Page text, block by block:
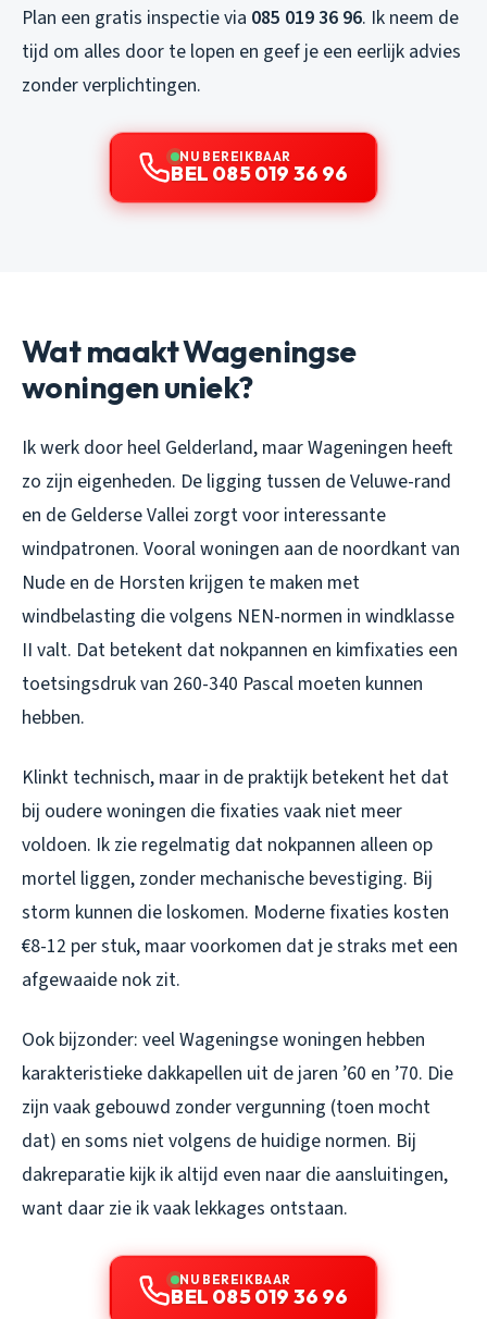
Plan een gratis inspectie via 085 019 36 96. Ik neem de
tijd om alles door te lopen en geef je een eerlijk advies
zonder verplichtingen.
NU BEREIKBAAR
BEL 085 019 36 96
Wat maakt Wageningse
woningen uniek?
Ik werk door heel Gelderland, maar Wageningen heeft
zo zijn eigenheden. De ligging tussen de Veluwe-rand
en de Gelderse Vallei zorgt voor interessante
windpatronen. Vooral woningen aan de noordkant van
Nude en de Horsten krijgen te maken met
windbelasting die volgens NEN-normen in windklasse
II valt. Dat betekent dat nokpannen en kimfixaties een
toetsingsdruk van 260-340 Pascal moeten kunnen
hebben.
Klinkt technisch, maar in de praktijk betekent het dat
bij oudere woningen die fixaties vaak niet meer
voldoen. Ik zie regelmatig dat nokpannen alleen op
mortel liggen, zonder mechanische bevestiging. Bij
storm kunnen die loskomen. Moderne fixaties kosten
€8-12 per stuk, maar voorkomen dat je straks met een
afgewaaide nok zit.
Ook bijzonder: veel Wageningse woningen hebben
karakteristieke dakkapellen uit de jaren ’60 en ’70. Die
zijn vaak gebouwd zonder vergunning (toen mocht
dat) en soms niet volgens de huidige normen. Bij
dakreparatie kijk ik altijd even naar die aansluitingen,
want daar zie ik vaak lekkages ontstaan.
NU BEREIKBAAR
BEL 085 019 36 96